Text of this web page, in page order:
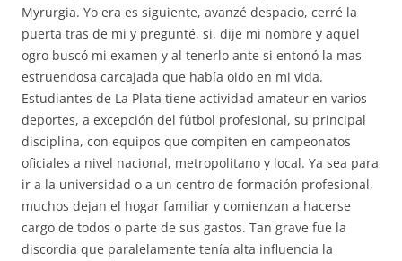
Myrurgia. Yo era es siguiente, avanzé despacio, cerré la
puerta tras de mi y pregunté, si, dije mi nombre y aquel
ogro buscó mi examen y al tenerlo ante si entonó la mas
estruendosa carcajada que había oido en mi vida.
Estudiantes de La Plata tiene actividad amateur en varios
deportes, a excepción del fútbol profesional, su principal
disciplina, con equipos que compiten en campeonatos
oficiales a nivel nacional, metropolitano y local. Ya sea para
ir a la universidad o a un centro de formación profesional,
muchos dejan el hogar familiar y comienzan a hacerse
cargo de todos o parte de sus gastos. Tan grave fue la
discordia que paralelamente tenía alta influencia la